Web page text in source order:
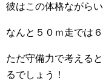
彼はこの体格ながら
なんと５０ｍ走では
ただ守備力で考える
るでしょう！